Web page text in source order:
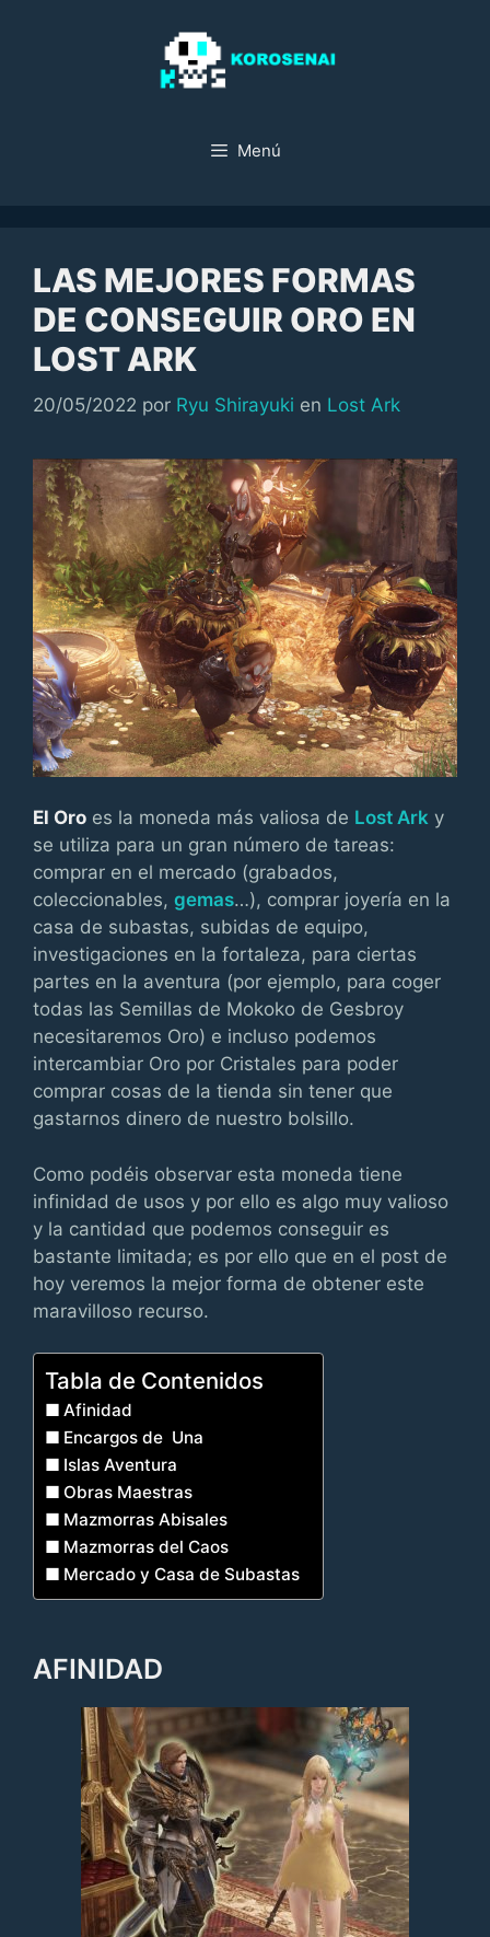
Menú
LAS MEJORES FORMAS
DE CONSEGUIR ORO EN
LOST ARK
20/05/2022 por Ryu Shirayuki en Categorías
Lost Ark
El Oro es la moneda más valiosa de Lost Ark y
se utiliza para un gran número de tareas:
comprar en el mercado (grabados,
coleccionables, gemas…), comprar joyería en la
casa de subastas, subidas de equipo,
investigaciones en la fortaleza, para ciertas
partes en la aventura (por ejemplo, para coger
todas las Semillas de Mokoko de Gesbroy
necesitaremos Oro) e incluso podemos
intercambiar Oro por Cristales para poder
comprar cosas de la tienda sin tener que
gastarnos dinero de nuestro bolsillo.
Como podéis observar esta moneda tiene
infinidad de usos y por ello es algo muy valioso
y la cantidad que podemos conseguir es
bastante limitada; es por ello que en el post de
hoy veremos la mejor forma de obtener este
maravilloso recurso.
Tabla de Contenidos
Afinidad
Encargos de Una
Islas Aventura
Obras Maestras
Mazmorras Abisales
Mazmorras del Caos
Mercado y Casa de Subastas
AFINIDAD